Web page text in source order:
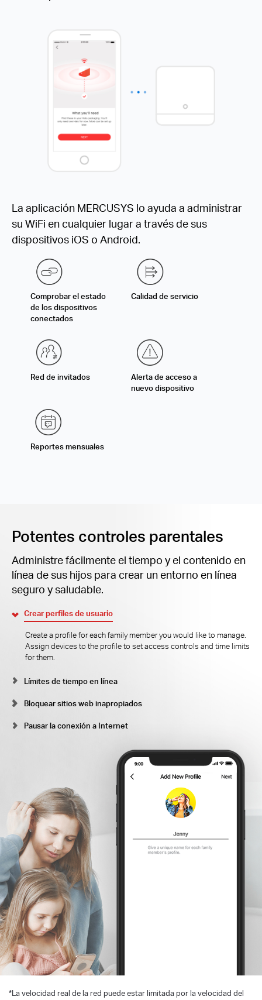
La aplicación MERCUSYS lo ayuda a administrar
su WiFi en cualquier lugar a través de sus
dispositivos iOS o Android.
Comprobar el estado
de los dispositivos
conectados
Calidad de servicio
Red de invitados
Alerta de acceso a
nuevo dispositivo
Reportes mensuales
Potentes controles parentales
Administre fácilmente el tiempo y el contenido en
línea de sus hijos para crear un entorno en línea
seguro y saludable.
Crear perfiles de usuario
Create a profile for each family member you would like to manage.
Assign devices to the profile to set access controls and time limits
for them.
Límites de tiempo en línea
Bloquear sitios web inapropiados
Pausar la conexión a Internet
*La velocidad real de la red puede estar limitada por la velocidad del